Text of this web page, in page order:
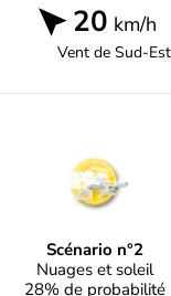
20 km/h
Vent deSud-Est
Scénario n°2
Nuages et soleil
28% de probabilité